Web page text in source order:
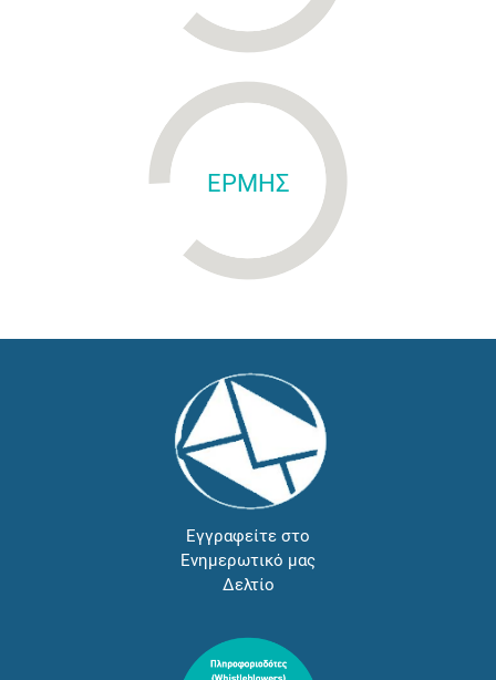
ΕΡΜΗΣ
Εγγραφείτε στο
Ενημερωτικό μας
Δελτίο